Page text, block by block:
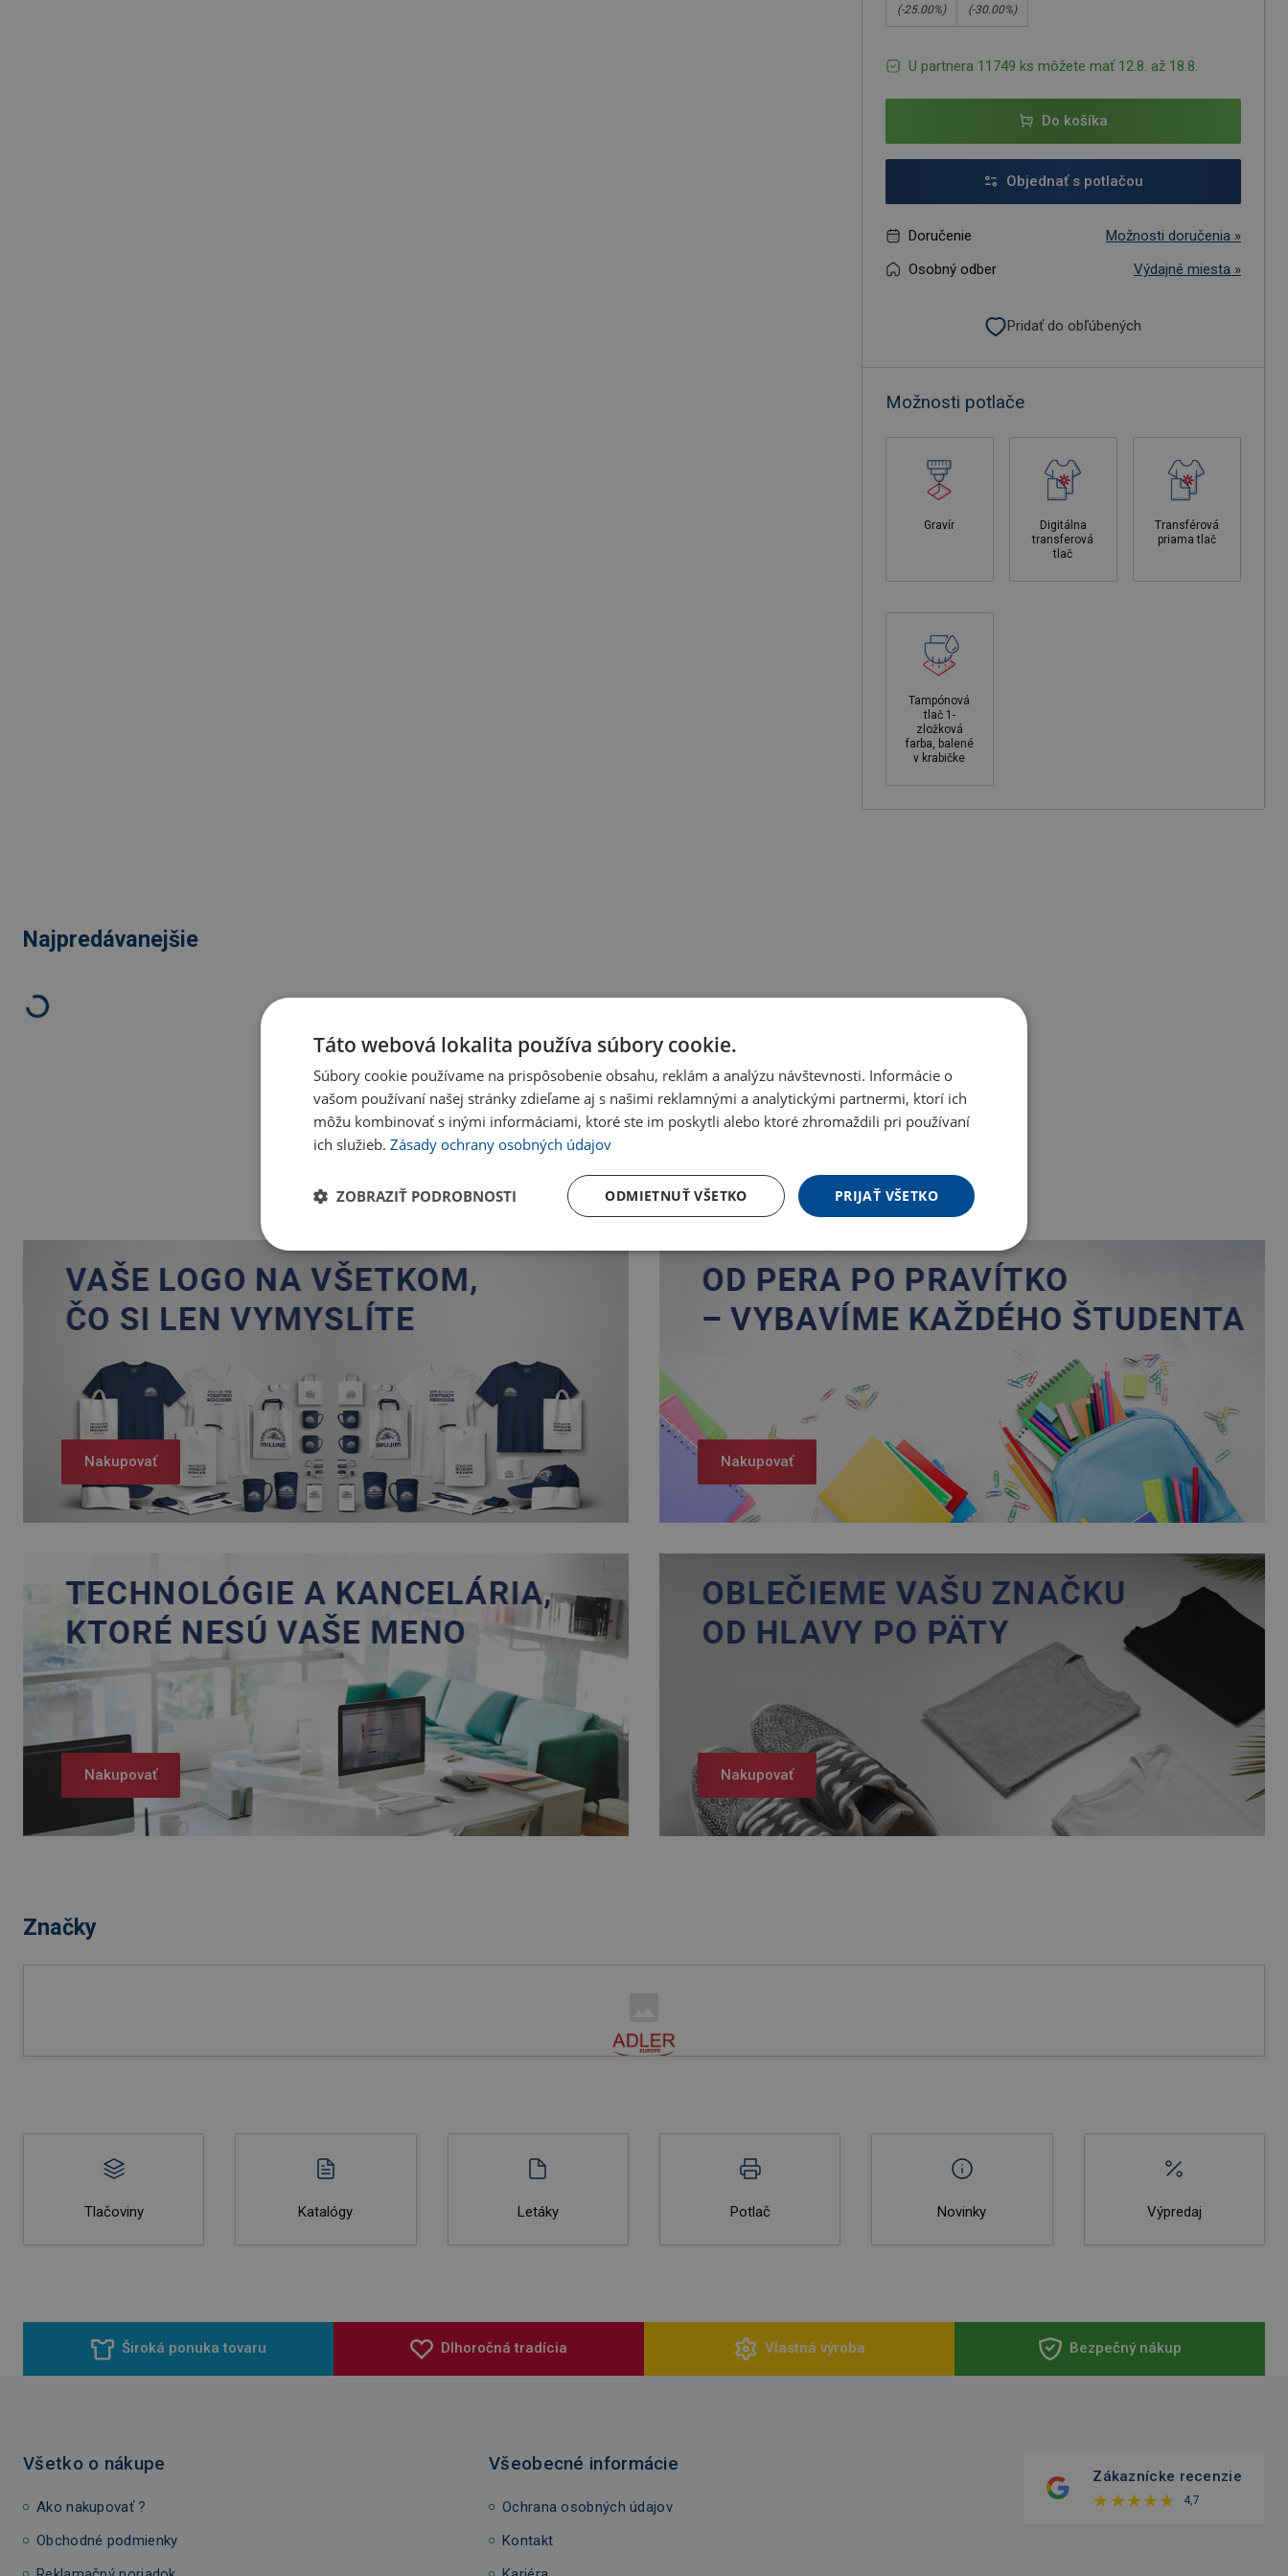
(-25.00%) (-30.00%)
U partnera 11749 ks môžete mať 12.8. až 18.8.
Do košíka
Objednať s potlačou
Doručenie
Možnosti doručenia »
Osobný odber
Výdajné miesta »
Pridať do obľúbených
Možnosti potlače
Gravír
Digitálna
transferová
tlač
Transférová
priama tlač
Tampónová
tlač 1-
zložková
farba, balené
v krabičke
Najpredávanejšie
Nakupovať Nakupovať
Nakupovať Nakupovať
Značky
Tlačoviny Katalógy Letáky Potlač Novinky Výpredaj
Široká ponuka tovaru Dlhoročná tradícia Vlastná výroba Bezpečný nákup
Všetko o nákupe
Ako nakupovať ?
Obchodné podmienky
Všeobecné informácie
Ochrana osobných údajov
Kontakt
Zákaznícke recenzie
4,7
Táto webová lokalita používa súbory cookie.
Súbory cookie používame na prispôsobenie obsahu, reklám a analýzu návštevnosti. Informácie o
vašom používaní našej stránky zdieľame aj s našimi reklamnými a analytickými partnermi, ktorí ich
môžu kombinovať s inými informáciami, ktoré ste im poskytli alebo ktoré zhromaždili pri používaní
ich služieb. Zásady ochrany osobných údajov
PRIJAŤ VŠETKO
ODMIETNUŤ VŠETKO
ZOBRAZIŤ PODROBNOSTI